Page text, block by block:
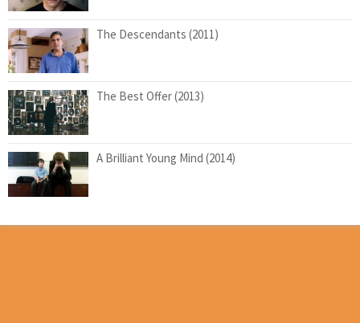
The Descendants (2011)
The Best Offer (2013)
A Brilliant Young Mind (2014)